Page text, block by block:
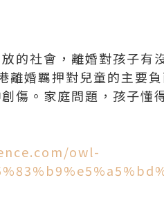
的社會，離婚對孩子有
離婚羈押對兒童的主要
傷。家庭問題，孩子懂
owl-